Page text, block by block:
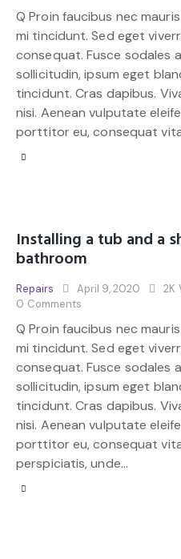
Q Proin faucibus nec
mi tincidunt. Sed eget
consequat. Fusce sodales
sollicitudin, ipsum eget
tincidunt. Cras dapibus.
nisi. Aenean vulputate
porttitor eu, consequat
Installing a tub and a
bathroom
Repairs April 9, 2020 2K
0 Comments
Q Proin faucibus nec
mi tincidunt. Sed eget
consequat. Fusce sodales
sollicitudin, ipsum eget
tincidunt. Cras dapibus.
nisi. Aenean vulputate
porttitor eu, consequat
perspiciatis, unde…